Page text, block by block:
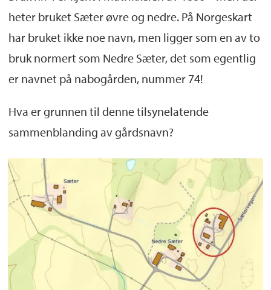
heter bruket Sæter øvre og nedre. På Norgeskart
har bruket ikke noe navn, men ligger som en av to
bruk normert som Nedre Sæter, det som egentlig
er navnet på nabogården, nummer 74!
Hva er grunnen til denne tilsynelatende
sammenblanding av gårdsnavn?